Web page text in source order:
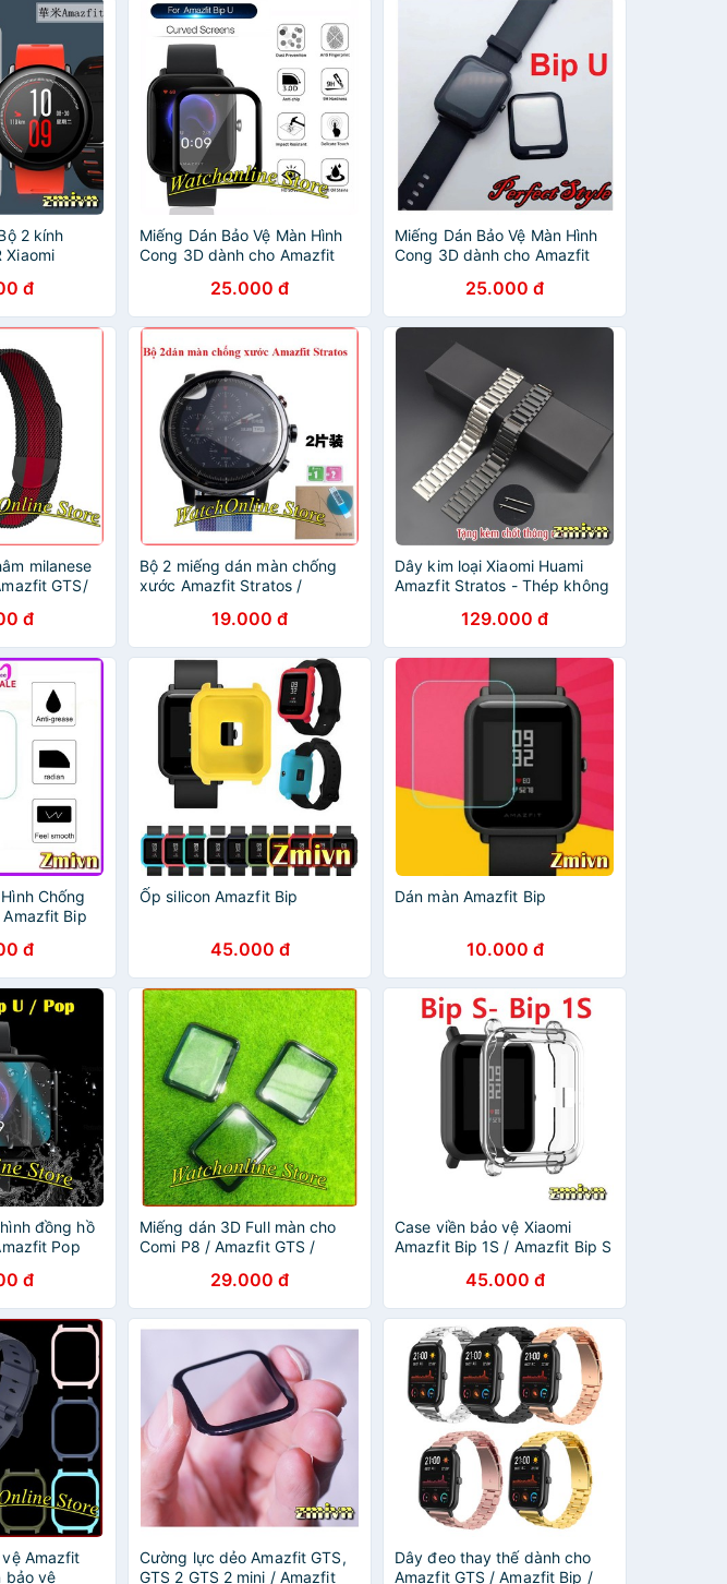
2 kính
Xiaomi
đ
Miếng Dán Bảo Vệ Màn Hình
Cong 3D dành cho Amazfit
Pop / Pop Pro25.000 đ
Miếng Dán Bảo Vệ Màn Hình
Cong 3D dành cho Amazfit
Pop / Pop Pro25.000 đ
milanese
GTS/
đ
Bộ 2 miếng dán màn chống
xước Amazfit Stratos /
19.000 đ
Dây kim loại Xiaomi Huami
Amazfit Stratos - Thép không
129.000 đ
Chống
Amazfit Bip
GTS
..
đ
Ốp silicon Amazfit Bip
45.000 đ
Dán màn Amazfit Bip
10.000 đ
đồng hồ
Pop
đ
Miếng dán 3D Full màn cho
Comi P8 / Amazfit GTS /
29.000 đ
Case viền bảo vệ Xiaomi
Amazfit Bip 1S / Amazfit Bip S
45.000 đ
Amazfit
bảo vệ
Cường lực dẻo Amazfit GTS,
GTS 2 GTS 2 mini / Amazfit
Dây đeo thay thế dành cho
Amazfit GTS / Amazfit Bip /